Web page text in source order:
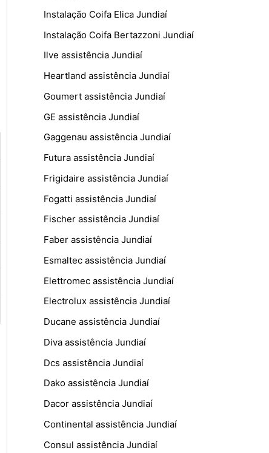
Instalação Coifa Elica Jundiaí
Instalação Coifa Bertazzoni Jundiaí
Ilve assistência Jundiaí
Heartland assistência Jundiaí
Goumert assistência Jundiaí
GE assistência Jundiaí
Gaggenau assistência Jundiaí
Futura assistência Jundiaí
Frigidaire assistência Jundiaí
Fogatti assistência Jundiaí
Fischer assistência Jundiaí
Faber assistência Jundiaí
Esmaltec assistência Jundiaí
Elettromec assistência Jundiaí
Electrolux assistência Jundiaí
Ducane assistência Jundiaí
Diva assistência Jundiaí
Dcs assistência Jundiaí
Dako assistência Jundiaí
Dacor assistência Jundiaí
Continental assistência Jundiaí
Consul assistência Jundiaí